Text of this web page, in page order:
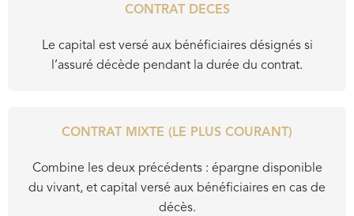
CONTRAT DECES
Le capital est versé aux bénéficiaires désignés si
l’assuré décède pendant la durée du contrat.
CONTRAT MIXTE (LE PLUS COURANT)
Combine les deux précédents : épargne disponible
du vivant, et capital versé aux bénéficiaires en cas de
décès.